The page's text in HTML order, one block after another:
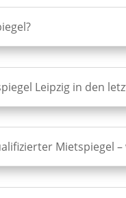
Leipzig in den
Mietspiegel